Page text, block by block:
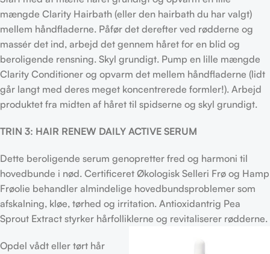
mængde Clarity Hairbath (eller den hairbath du har valgt)
mellem håndfladerne. Påfør det derefter ved rødderne og
massér det ind, arbejd det gennem håret for en blid og
beroligende rensning. Skyl grundigt. Pump en lille mængde
Clarity Conditioner og opvarm det mellem håndfladerne (lidt
går langt med deres meget koncentrerede formler!). Arbejd
produktet fra midten af ​​håret til spidserne og skyl grundigt.
TRIN 3: HAIR RENEW DAILY ACTIVE SERUM
Dette beroligende serum genopretter fred og harmoni til
hovedbunde i nød. Certificeret Økologisk Selleri Frø og Hamp
Frøolie behandler almindelige hovedbundsproblemer som
afskalning, kløe, tørhed og irritation. Antioxidantrig Pea
Sprout Extract styrker hårfolliklerne og revitaliserer rødderne.
Opdel vådt eller tørt hår